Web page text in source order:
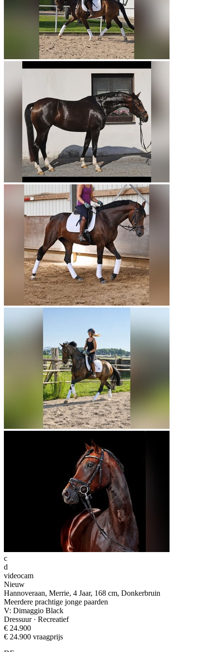
c
d
videocam
Nieuw
Hannoveraan, Merrie, 4 Jaar, 168 cm, Donkerbruin
Meerdere prachtige jonge paarden
V: Dimaggio Black
Dressuur · Recreatief
€ 24.900
€ 24.900 vraagprijs